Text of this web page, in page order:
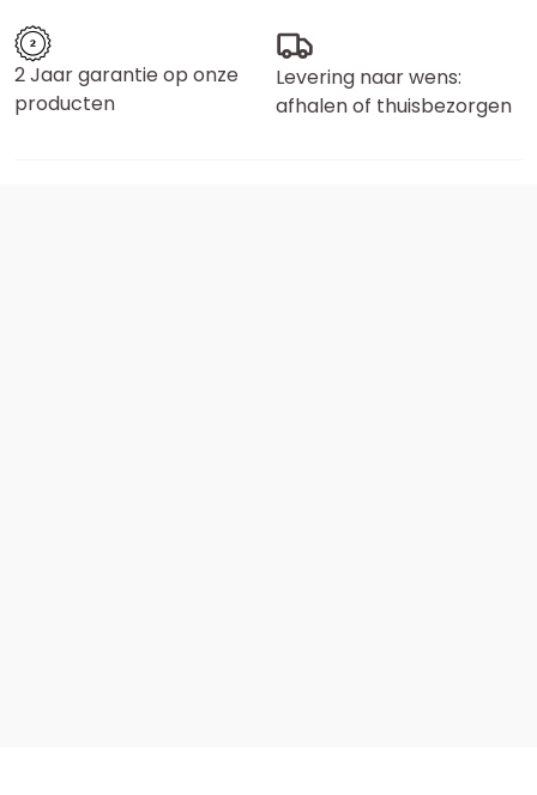
2 Jaar garantie op onze
producten
Levering naar wens:
afhalen of thuisbezorgen